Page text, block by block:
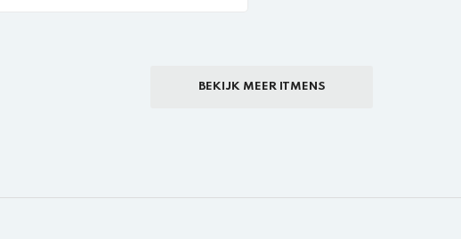
BEKIJK MEER ITMENS